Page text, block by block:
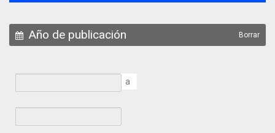
Año de publicación Borrar
a